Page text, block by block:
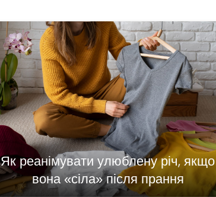
УСІ КОЛЕКЦІЇ
Hometown
Ексклюзивна серія
Будинок слова
Вірші українських письменників
Міста України
Як реанімувати улюблену річ, якщо
вона «сіла» після прання